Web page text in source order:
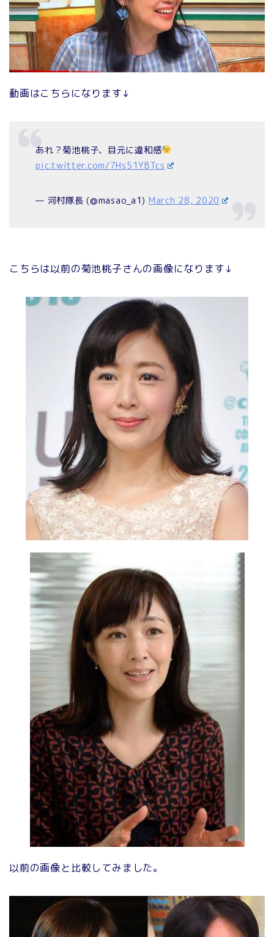
動画はこちらになります↓
あれ？菊池桃子、目元に違和感
pic.twitter.com/7Hs51YBTcs
— 河村隊長 (@masao_a1) March 28, 2020
こちらは以前の菊池桃子さんの画像になります↓
以前の画像と比較してみました。